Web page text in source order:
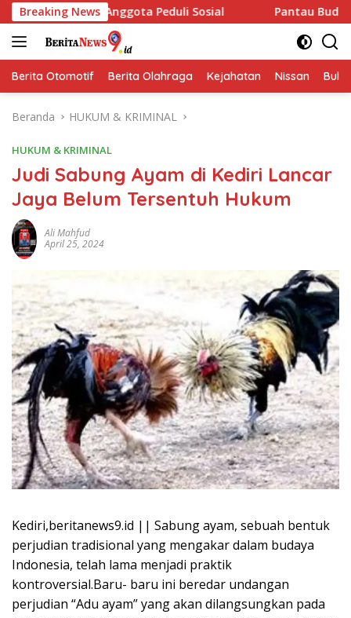
Langsung
ke
konten
Breaking News
Peduli Sosial Pantau Budidaya Lele di
Berita Otomotif Berita Olahraga Kejahatan Nissan
Beranda HUKUM & KRIMINAL
HUKUM & KRIMINAL
Judi Sabung Ayam di Kediri Lancar
Jaya Belum Tersentuh Hukum
Ali Mahfud
April 25, 2024
Kediri,beritanews9.id || Sabung ayam, sebuah bentuk
perjudian tradisional yang mengakar dalam budaya
Indonesia, telah lama menjadi praktik
kontroversial.Baru- baru ini beredar undangan
perjudian “Adu ayam” yang akan dilangsungkan pada